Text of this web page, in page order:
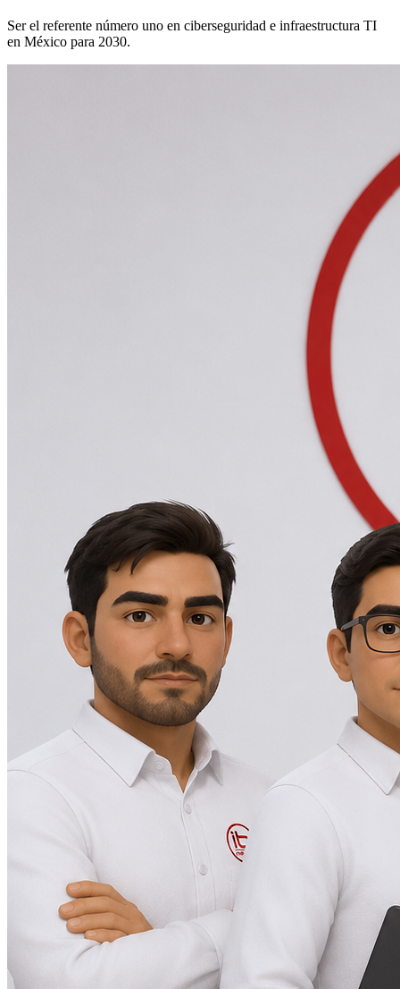
Ser el referente número uno en ciberseguridad e infraestructura TI
en México para 2030.